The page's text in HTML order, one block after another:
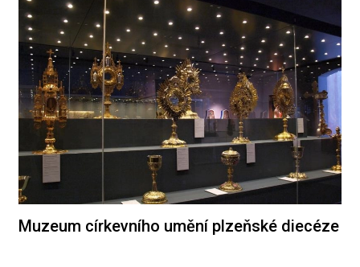
Muzeum církevního umění plzeňské diecéze